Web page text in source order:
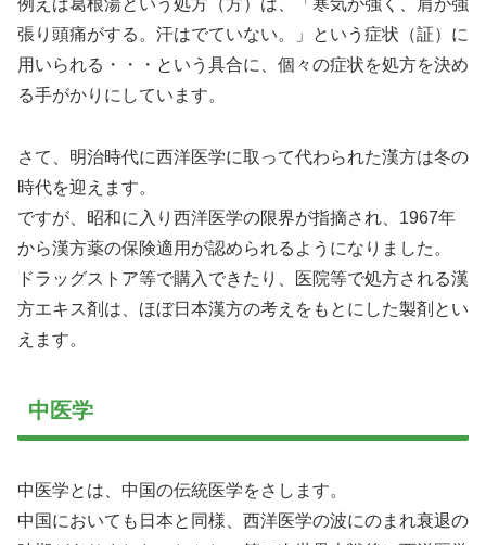
例えば葛根湯という処方（方）は、「寒気が強く、肩が強
張り頭痛がする。汗はでていない。」という症状（証）に
用いられる・・・という具合に、個々の症状を処方を決め
る手がかりにしています。
さて、明治時代に西洋医学に取って代わられた漢方は冬の
時代を迎えます。
ですが、昭和に入り西洋医学の限界が指摘され、1967年
から漢方薬の保険適用が認められるようになりました。
ドラッグストア等で購入できたり、医院等で処方される漢
方エキス剤は、ほぼ日本漢方の考えをもとにした製剤とい
えます。
中医学
中医学とは、中国の伝統医学をさします。
中国においても日本と同様、西洋医学の波にのまれ衰退の